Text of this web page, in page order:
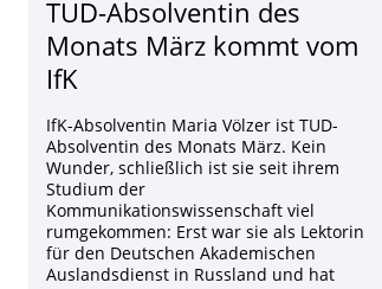
TUD-Absolventin des
Monats März kommt vom
IfK
IfK-Absolventin Maria Völzer ist TUD-
Absolventin des Monats März. Kein
Wunder, schließlich ist sie seit ihrem
Studium der
Kommunikationswissenschaft viel
rumgekommen: Erst war sie als Lektorin
für den Deutschen Akademischen
Auslandsdienst in Russland und hat